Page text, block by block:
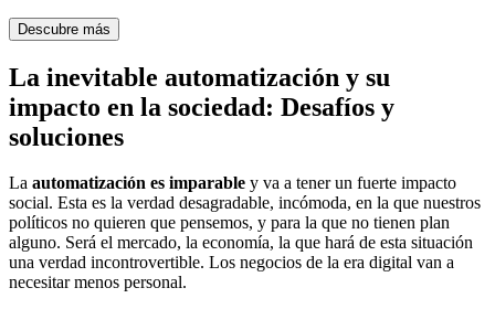
Descubre más
La inevitable automatización y su
impacto en la sociedad: Desafíos y
soluciones
La automatización es imparable y va a tener un fuerte impacto
social. Esta es la verdad desagradable, incómoda, en la que nuestros
políticos no quieren que pensemos, y para la que no tienen plan
alguno. Será el mercado, la economía, la que hará de esta situación
una verdad incontrovertible. Los negocios de la era digital van a
necesitar menos personal.